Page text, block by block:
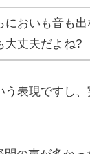
においも音も
大丈夫だよね?
う表現ですし